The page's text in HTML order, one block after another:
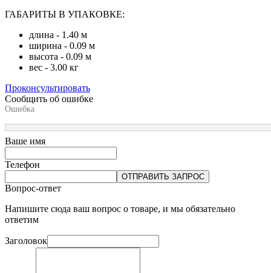
ГАБАРИТЫ В УПАКОВКЕ:
длина - 1.40 м
ширина - 0.09 м
высота - 0.09 м
вес - 3.00 кг
Проконсультировать
Сообщить об ошибке
Ошибка
Ваше имя
Телефон
ОТПРАВИТЬ ЗАПРОС
Вопрос-ответ
Напишите сюда ваш вопрос о товаре, и мы обязательно
ответим
Заголовок